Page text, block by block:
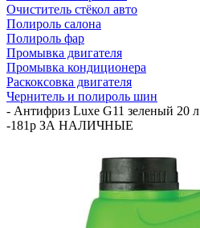
Очиститель стёкол авто
Полироль салона
Полироль фар
Промывка двигателя
Промывка кондиционера
Раскоксовка двигателя
Чернитель и полироль шин
- Антифриз Luxe G11 зеленый 20 л
-181р ЗА НАЛИЧНЫЕ